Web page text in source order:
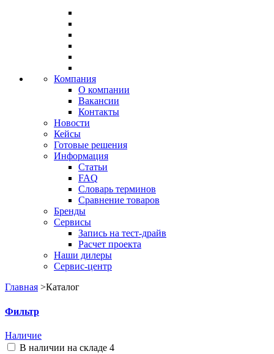
Компания
О компании
Вакансии
Контакты
Новости
Кейсы
Готовые решения
Информация
Статьи
FAQ
Словарь терминов
Сравнение товаров
Бренды
Сервисы
Запись на тест-драйв
Расчет проекта
Наши дилеры
Сервис-центр
Главная >Каталог
Фильтр
Наличие
В наличии на складе 4